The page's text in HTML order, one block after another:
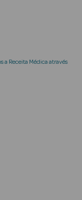
a Receita Médica através